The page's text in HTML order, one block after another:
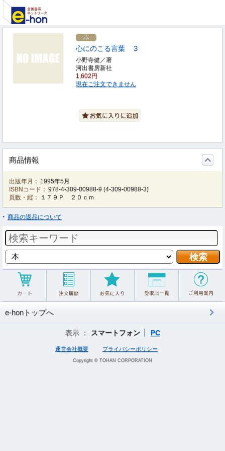
心にのこる言葉 ３
小野寺健／著
河出書房新社
1,602円
現在ご注文できません
商品情報
出版年月： 1995年5月
ISBNコード： 978-4-309-00988-9 (4-309-00988-3)
頁数・縦：
１７９Ｐ ２０ｃｍ
商品の返品について
e-honトップへ
表示 ： スマートフォン PC
運営会社概要 プライバシーポリシー
Copyright © TOHAN CORPORATION